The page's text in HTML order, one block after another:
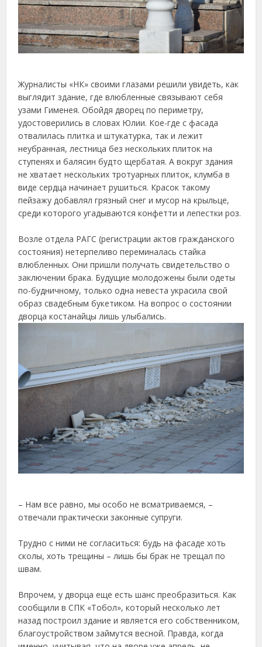
Журналисты «НК» своими глазами решили увидеть, как
выглядит здание, где влюбленные связывают себя
узами Гименея. Обойдя дворец по периметру,
удостоверились в словах Юлии. Кое-где с фасада
отвалилась плитка и штукатурка, так и лежит
неубранная, лестница без нескольких плиток на
ступенях и балясин будто щербатая. А вокруг здания
не хватает нескольких тротуарных плиток, клумба в
виде сердца начинает рушиться. Красок такому
пейзажу добавлял грязный снег и мусор на крыльце,
среди которого угадываются конфетти и лепестки роз.
Возле отдела РАГС (регистрации актов гражданского
состояния) нетерпеливо переминалась стайка
влюбленных. Они пришли получать свидетельство о
заключении брака. Будущие молодожены были одеты
по-будничному, только одна невеста украсила свой
образ свадебным букетиком. На вопрос о состоянии
дворца костанайцы лишь улыбались.
– Нам все равно, мы особо не всматриваемся, –
отвечали практически законные супруги.
Трудно с ними не согласиться: будь на фасаде хоть
сколы, хоть трещины – лишь бы брак не трещал по
швам.
Впрочем, у дворца еще есть шанс преобразиться. Как
сообщили в СПК «Тобол», который несколько лет
назад построил здание и является его собственником,
благоустройством займутся весной. Правда, когда